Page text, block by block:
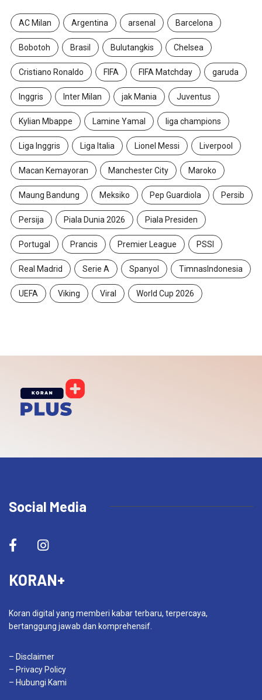
AC Milan Argentina arsenal Barcelona
Bobotoh Brasil Bulutangkis Chelsea
Cristiano Ronaldo FIFA FIFA Matchday garuda
Inggris Inter Milan jak Mania Juventus
Kylian Mbappe Lamine Yamal liga champions
Liga Inggris Liga Italia Lionel Messi Liverpool
Macan Kemayoran Manchester City Maroko
Maung Bandung Meksiko Pep Guardiola Persib
Persija Piala Dunia 2026 Piala Presiden
Portugal Prancis Premier League PSSI
Real Madrid Serie A Spanyol TimnasIndonesia
UEFA Viking Viral World Cup 2026
Social Media
KORAN+
Koran digital yang memberi kabar terbaru, terpercaya,
bertanggung jawab dan komprehensif.
– Disclaimer
– Privacy Policy
– Hubungi Kami